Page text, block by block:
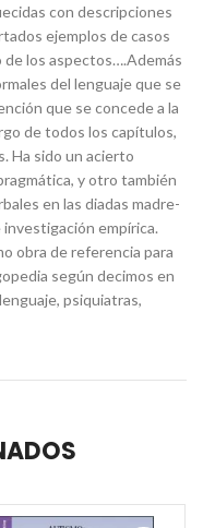
con descripciones
ejemplos de casos
de los aspectos….Además
del lenguaje que se
que se concede a la
de todos los capítulos,
Ha sido un acierto
y otro también
en las diadas madre-
empírica.
obra de referencia para
según decimos en
psiquiatras,